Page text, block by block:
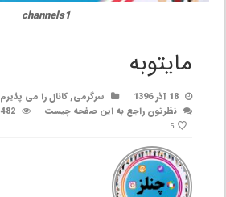
channels1
مایتوبه
18 آذر 1396 سرگرمی,کانال را می پذیرم
نظرتون راجع به این صفحه چیست
482 بازدید
5